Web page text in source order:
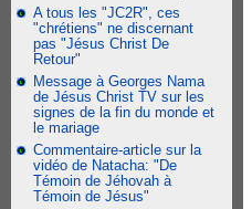
A tous les "JC2R", ces
"chrétiens" ne discernant
pas "Jésus Christ De
Retour"
Message à Georges Nama
de Jésus Christ TV sur les
signes de la fin du monde et
le mariage
Commentaire-article sur la
vidéo de Natacha: "De
Témoin de Jéhovah à
Témoin de Jésus"